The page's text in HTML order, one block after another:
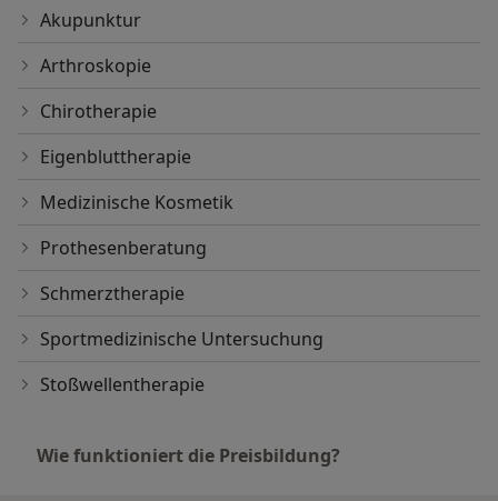
Akupunktur
Arthroskopie
Chirotherapie
Eigenbluttherapie
Medizinische Kosmetik
Prothesenberatung
Schmerztherapie
Sportmedizinische Untersuchung
Stoßwellentherapie
Wie funktioniert die Preisbildung?